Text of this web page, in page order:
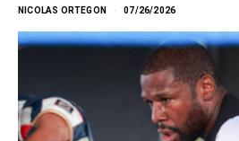
NICOLAS ORTEGON 07/26/2026